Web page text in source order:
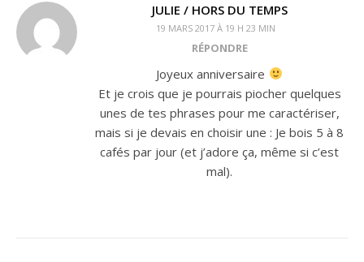
JULIE / HORS DU TEMPS
19 MARS 2017 À 19 H 23 MIN
RÉPONDRE
Joyeux anniversaire
Et je crois que je pourrais piocher quelques
unes de tes phrases pour me caractériser,
mais si je devais en choisir une : Je bois 5 à 8
cafés par jour (et j’adore ça, même si c’est
mal).